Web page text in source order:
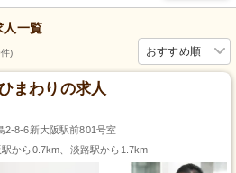
人一覧
おすすめ順
)
まわりの求人
2-8-6新大阪駅前801号室
から0.7km、淡路駅から1.7km